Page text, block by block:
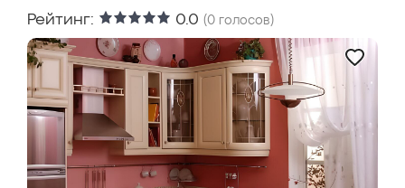
Рейтинг: 0.0 (0 голосов)